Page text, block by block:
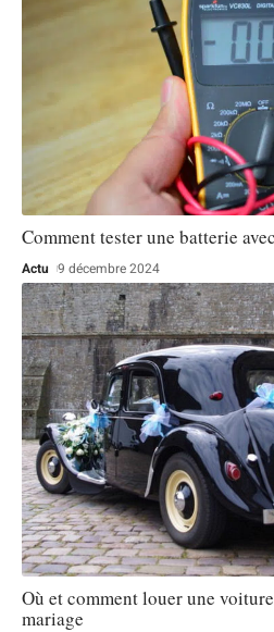
Comment tester une batterie
Actu 9 décembre 2024
Où et comment louer une
mariage